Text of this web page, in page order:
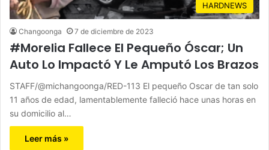
HARDNEWS
Changoonga 7 de diciembre de 2023
#Morelia Fallece El Pequeño Óscar; Un
Auto Lo Impactó Y Le Amputó Los Brazos
STAFF/@michangoonga/RED-113 El pequeño Oscar de tan solo
11 años de edad, lamentablemente falleció hace unas horas en
su domicilio al…
Leer más »